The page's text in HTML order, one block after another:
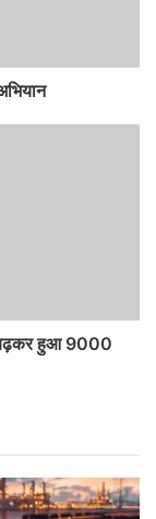
बढ़कर हुआ 9000